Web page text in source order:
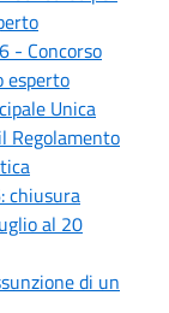
- Concorso
esperto
Unica
Regolamento
chiusura
al 20
di un